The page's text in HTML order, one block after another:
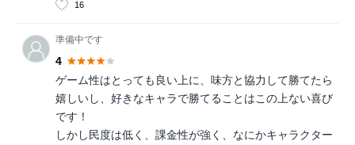
16
準備中です
4
ゲーム性はとっても良い上に、味方と協力して勝てたら
嬉しいし、好きなキャラで勝てることはこの上ない喜び
です！
しかし民度は低く、課金性が強く、なにかキャラクター